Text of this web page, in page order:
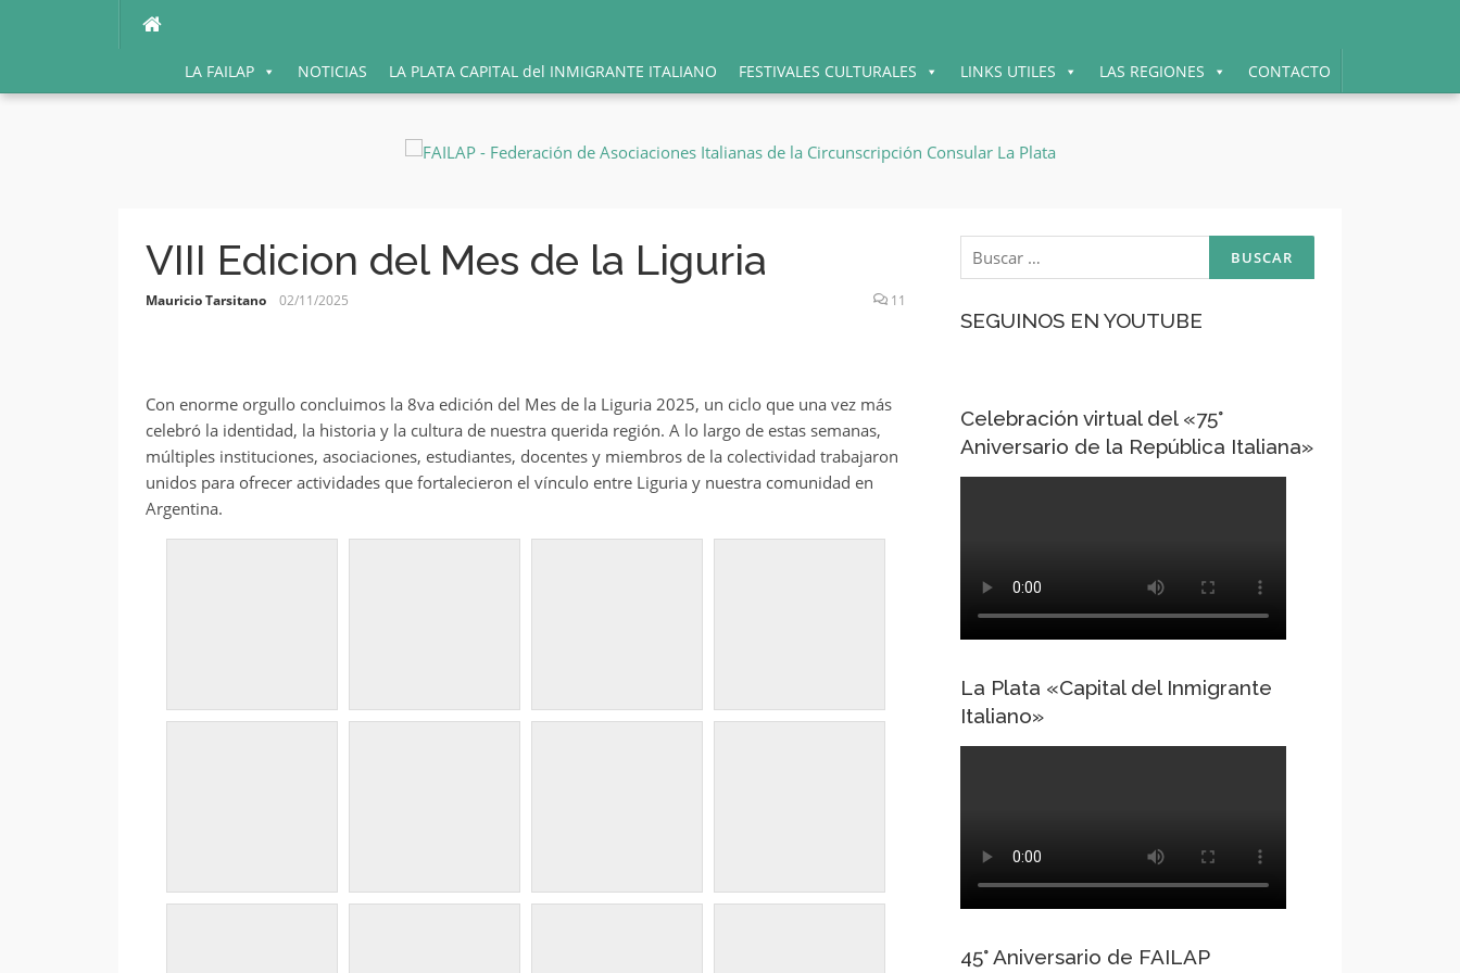
LA FAILAP NOTICIAS LA PLATA CAPITAL del INMIGRANTE ITALIANO FESTIVALES CULTURALES LINKS UTILES LAS REGIONES CONTACTO
VIII Edicion del Mes de la Liguria
Mauricio Tarsitano 02/11/2025 11
Con enorme orgullo concluimos la 8va edición del Mes de la Liguria 2025, un ciclo que una vez más
celebró la identidad, la historia y la cultura de nuestra querida región. A lo largo de estas semanas,
múltiples instituciones, asociaciones, estudiantes, docentes y miembros de la colectividad trabajaron
unidos para ofrecer actividades que fortalecieron el vínculo entre Liguria y nuestra comunidad en
Argentina.
Buscar:
SEGUINOS EN YOUTUBE
Celebración virtual del «75°
Aniversario de la República Italiana»
La Plata «Capital del Inmigrante
Italiano»
45° Aniversario de FAILAP